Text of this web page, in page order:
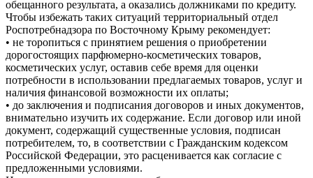
обещанного результата, а оказались должниками по кредиту.
Чтобы избежать таких ситуаций территориальный отдел
Роспотребнадзора по Восточному Крыму рекомендует:
• не торопиться с принятием решения о приобретении
дорогостоящих парфюмерно-косметических товаров,
косметических услуг, оставив себе время для оценки
потребности в использовании предлагаемых товаров, услуг и
наличия финансовой возможности их оплаты;
• до заключения и подписания договоров и иных документов,
внимательно изучить их содержание. Если договор или иной
документ, содержащий существенные условия, подписан
потребителем, то, в соответствии с Гражданским кодексом
Российской Федерации, это расценивается как согласие с
предложенными условиями.